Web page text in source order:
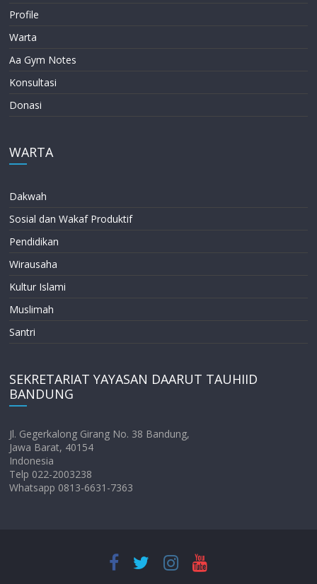
Profile
Warta
Aa Gym Notes
Konsultasi
Donasi
WARTA
Dakwah
Sosial dan Wakaf Produktif
Pendidikan
Wirausaha
Kultur Islami
Muslimah
Santri
SEKRETARIAT YAYASAN DAARUT TAUHIID
BANDUNG
Jl. Gegerkalong Girang No. 38 Bandung,
Jawa Barat, 40154
Indonesia
Telp 022-2003238
Whatsapp 0813-6631-7363